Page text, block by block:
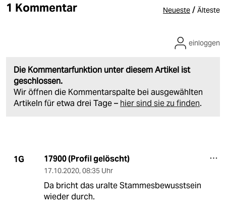
1 Kommentar Neueste / Älteste
Die Kommentarfunktion unter diesem Artikel ist
geschlossen.
Wir öffnen die Kommentarspalte bei ausgewählten
Artikeln für etwa drei Tage – hier sind sie zu finden.
einloggen
1G 17900 (Profil gelöscht)
17.10.2020, 08:35 Uhr
Da bricht das uralte Stammesbewusstsein
wieder durch.